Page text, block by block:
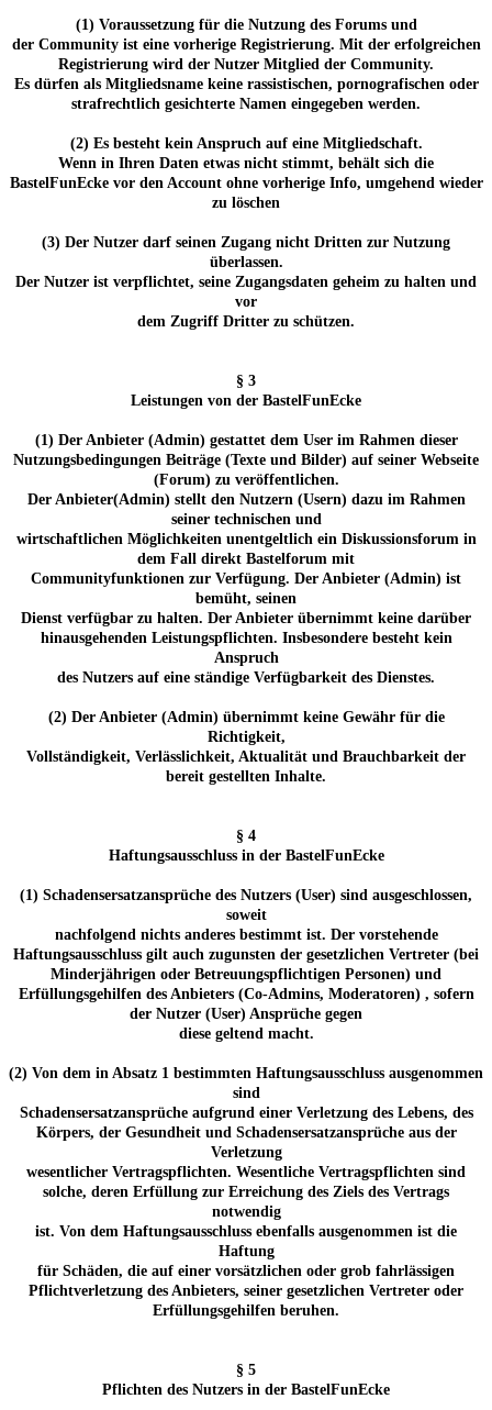
(1) Voraussetzung für die Nutzung des Forums und
der Community ist eine vorherige Registrierung. Mit der erfolgreichen
Registrierung wird der Nutzer Mitglied der Community.
Es dürfen als Mitgliedsname keine rassistischen, pornografischen oder
strafrechtlich gesichterte Namen eingegeben werden.
(2) Es besteht kein Anspruch auf eine Mitgliedschaft.
Wenn in Ihren Daten etwas nicht stimmt, behält sich die
BastelFunEcke vor den Account ohne vorherige Info, umgehend wieder
zu löschen
(3) Der Nutzer darf seinen Zugang nicht Dritten zur Nutzung
überlassen.
Der Nutzer ist verpflichtet, seine Zugangsdaten geheim zu halten und
vor
dem Zugriff Dritter zu schützen.
§ 3
Leistungen von der BastelFunEcke
(1) Der Anbieter (Admin) gestattet dem User im Rahmen dieser
Nutzungsbedingungen Beiträge (Texte und Bilder) auf seiner Webseite
(Forum) zu veröffentlichen.
Der Anbieter(Admin) stellt den Nutzern (Usern) dazu im Rahmen
seiner technischen und
wirtschaftlichen Möglichkeiten unentgeltlich ein Diskussionsforum in
dem Fall direkt Bastelforum mit
Communityfunktionen zur Verfügung. Der Anbieter (Admin) ist
bemüht, seinen
Dienst verfügbar zu halten. Der Anbieter übernimmt keine darüber
hinausgehenden Leistungspflichten. Insbesondere besteht kein
Anspruch
des Nutzers auf eine ständige Verfügbarkeit des Dienstes.
(2) Der Anbieter (Admin) übernimmt keine Gewähr für die
Richtigkeit,
Vollständigkeit, Verlässlichkeit, Aktualität und Brauchbarkeit der
bereit gestellten Inhalte.
§ 4
Haftungsausschluss in der BastelFunEcke
(1) Schadensersatzansprüche des Nutzers (User) sind ausgeschlossen,
soweit
nachfolgend nichts anderes bestimmt ist. Der vorstehende
Haftungsausschluss gilt auch zugunsten der gesetzlichen Vertreter (bei
Minderjährigen oder Betreuungspflichtigen Personen) und
Erfüllungsgehilfen des Anbieters (Co-Admins, Moderatoren) , sofern
der Nutzer (User) Ansprüche gegen
diese geltend macht.
(2) Von dem in Absatz 1 bestimmten Haftungsausschluss ausgenommen
sind
Schadensersatzansprüche aufgrund einer Verletzung des Lebens, des
Körpers, der Gesundheit und Schadensersatzansprüche aus der
Verletzung
wesentlicher Vertragspflichten. Wesentliche Vertragspflichten sind
solche, deren Erfüllung zur Erreichung des Ziels des Vertrags
notwendig
ist. Von dem Haftungsausschluss ebenfalls ausgenommen ist die
Haftung
für Schäden, die auf einer vorsätzlichen oder grob fahrlässigen
Pflichtverletzung des Anbieters, seiner gesetzlichen Vertreter oder
Erfüllungsgehilfen beruhen.
§ 5
Pflichten des Nutzers in der BastelFunEcke